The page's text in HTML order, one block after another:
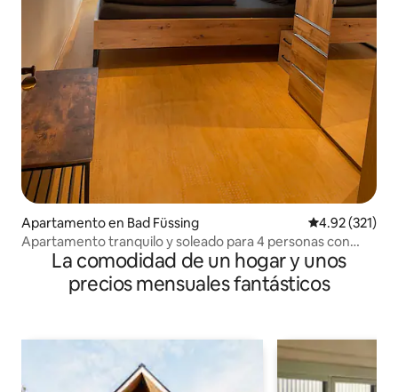
Apartamento en Bad Füssing Calificación
4.92 (321)
Apartamento tranquilo y soleado para 4 personas con
terrazaLa comodidad de un hogar y unos
precios mensuales fantásticos